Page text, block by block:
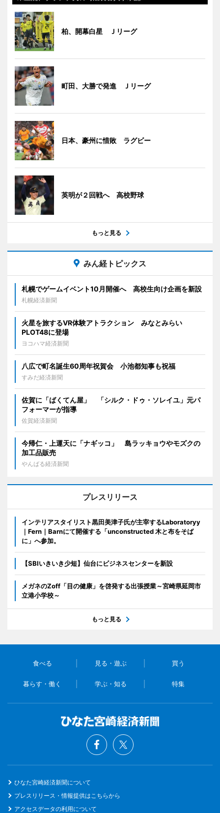
柏、開幕白星 Ｊリーグ
町田、大勝で発進 Ｊリーグ
日本、豪州に惜敗 ラグビー
英明が２回戦へ 高校野球
もっと見る
みん経トピックス
札幌でゲームイベント10月開催へ 高校生向け企画を新設
札幌経済新聞
火星を旅するVR体験アトラクション みなとみらい
PLOT48に登場
ヨコハマ経済新聞
八広で町名誕生60周年祝賀会 小池都知事も祝福
すみだ経済新聞
佐賀に「ばくてん屋」 「シルク・ドゥ・ソレイユ」元パ
フォーマーが指導
佐賀経済新聞
今帰仁・上運天に「ナギッコ」 島ラッキョウやモズクの
加工品販売
やんばる経済新聞
プレスリリース
インテリアスタイリスト黒田美津子氏が主宰するLaboratoryy
｜Fern｜Barnにて開催する「unconstructed 木と布をそば
に」へ参加。
【SBIいきいき少短】仙台にビジネスセンターを新設
メガネのZoff「目の健康」を啓発する出張授業～宮崎県延岡市
立港小学校～
もっと見る
食べる 見る・遊ぶ 買う
暮らす・働く 学ぶ・知る 特集
ひなた宮崎経済新聞について
プレスリリース・情報提供はこちらから
アクセスデータの利用について